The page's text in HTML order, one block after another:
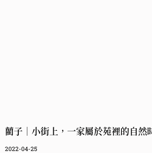
藺子｜小街上，一家屬於苑裡的自然
2022-04-25